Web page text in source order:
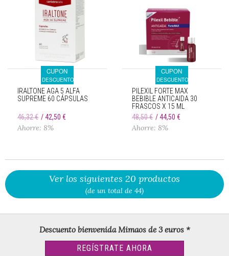
CUPON
DESCUENTO
IRALTONE AGA 5 ALFA
SUPREME 60 CÁPSULAS
46,32 € 42,50 €
Ahorre: 8%
CUPON
DESCUENTO
PILEXIL FORTE MAX
BEBIBLE ANTICAIDA 30
FRASCOS X 15 ML
48,50 €
44,50 €
Ahorre: 8%
Ver los siguientes 20 productos
(de un total de 44)
Descuento bienvenida Mimaos de 3 euros *
REGÍSTRATE AHORA